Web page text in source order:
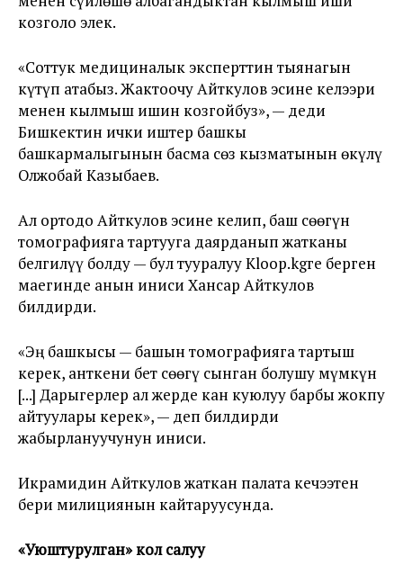
козголо элек.
«Соттук медициналык эксперттин тыянагын
күтүп атабыз. Жактоочу Айткулов эсине келээри
менен кылмыш ишин козгойбуз», — деди
Бишкектин ички иштер башкы
башкармалыгынын басма сөз кызматынын өкүлү
Олжобай Казыбаев.
Ал ортодо Айткулов эсине келип, баш сөөгүн
томографияга тартууга даярданып жатканы
белгилүү болду — бул тууралуу Kloop.kgге берген
маегинде анын иниси Хансар Айткулов
билдирди.
«Эң башкысы — башын томографияга тартыш
керек, анткени бет сөөгү сынган болушу мүмкүн
[...] Дарыгерлер ал жерде кан куюлуу барбы жокпу
айтуулары керек», — деп билдирди
жабырлануучунун иниси.
Икрамидин Айткулов жаткан палата кечээтен
бери милициянын кайтаруусунда.
«Уюштурулган»кол салуу